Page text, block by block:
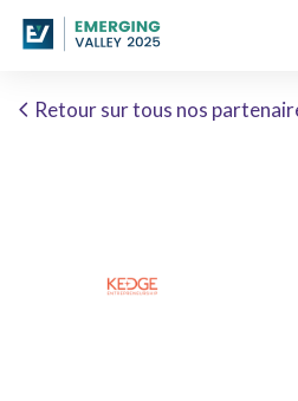
Retour sur tous nos